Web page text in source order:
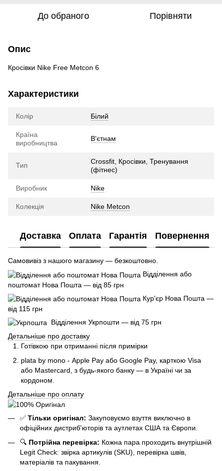
До обраного Порівняти
Опис
Кросівки Nike Free Metcon 6
Характеристики
Колір Білий
Країна
виробництва
В'єтнам
Тип
Crossfit, Кросівки, Тренування
(фітнес)
Виробник Nike
Колекція Nike Metcon
Доставка Оплата Гарантія Повернення
Самовивіз з нашого магазину — безкоштовно.
Відділення або
поштомат Нова Пошта — від 85 грн
Кур'єр Нова Пошта —
від 115 грн
Відділення Укрпошти — від 75 грн
Детальніше про доставку
Готівкою при отриманні після примірки
plata by mono - Apple Pay або Google Pay, карткою Visa
або Mastercard, з будь-якого банку — в Україні чи за
кордоном.
Детальніше про оплату
✅ Тільки оригінал: Закуповуємо взуття виключно в
офіційних дистриб'юторів та аутлетах США та Європи.
🔍 Потрійна перевірка: Кожна пара проходить внутрішній
Legit Check: звірка артикулів (SKU), перевірка швів,
матеріалів та пакування.